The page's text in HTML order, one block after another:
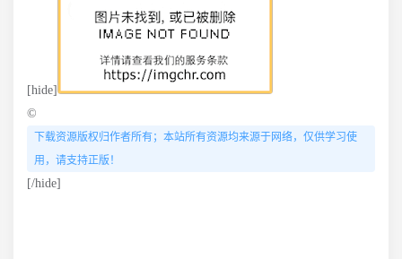
[hide]
©
下载资源版权归作者所有；本站所有资源均来源于网络，仅供学习使
用，请支持正版！
[/hide]